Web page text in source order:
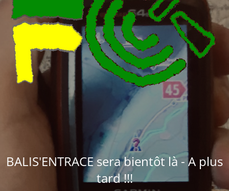
BALIS'ENTRACE sera bientôt là - A plus
tard !!!